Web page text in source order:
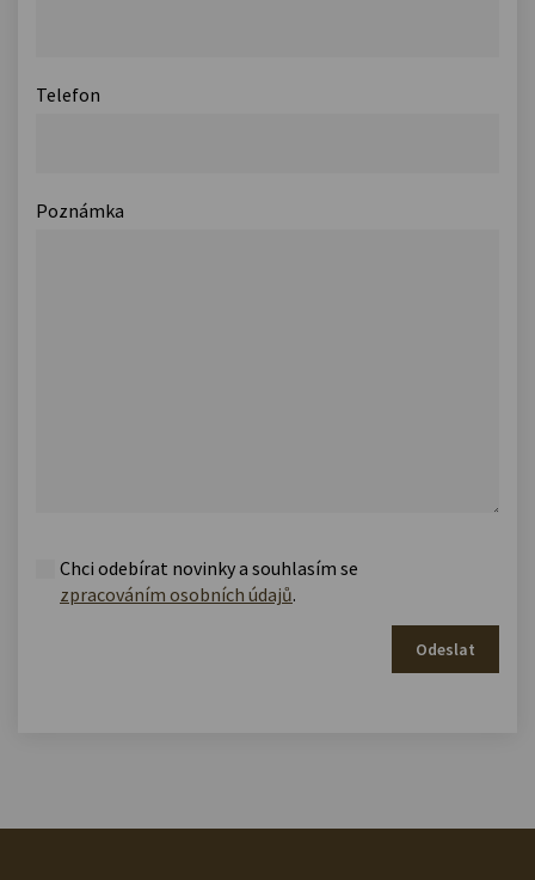
Telefon
Poznámka
Chci odebírat novinky a souhlasím se
zpracováním osobních údajů.
Odeslat